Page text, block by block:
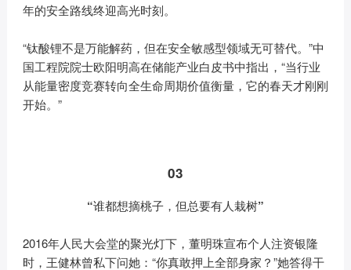
年的安全路线终迎高光时刻。
“钛酸锂不是万能解药，但在安全敏感型领域无可替代。”中
国工程院院士欧阳明高在储能产业白皮书中指出，“当行业
从能量密度竞赛转向全生命周期价值衡量，它的春天才刚刚
开始。”
03
“谁都想摘桃子，但总要有人栽树”
2016年人民大会堂的聚光灯下，董明珠宣布个人注资银隆
时，王健林曾私下问她：“你真敢押上全部身家？”她答得干